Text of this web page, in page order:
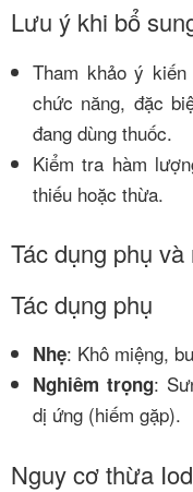
Lưu ý khi bổ
Tham khảo ý
chức năng, đặc
đang dùng thuốc.
Kiểm tra hàm
thiếu hoặc thừa.
Tác dụng phụ
Tác dụng phụ
Nhẹ: Khô miệng,
Nghiêm trọng:
dị ứng (hiếm gặp).
Nguy cơ thừa